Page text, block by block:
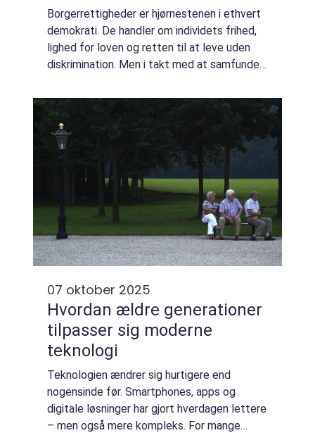
Borgerrettigheder er hjørnestenen i ethvert
demokrati. De handler om individets frihed,
lighed for loven og retten til at leve uden
diskrimination. Men i takt med at samfundet
teknologier...
07 oktober 2025
Hvordan ældre generationer
tilpasser sig moderne
teknologi
Teknologien ændrer sig hurtigere end
nogensinde før. Smartphones, apps og
digitale løsninger har gjort hverdagen lettere
– men også mere kompleks. For mange